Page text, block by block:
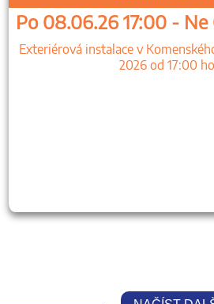
Po 08.06.26 17:00 -
Exteriérová instalace v
2026 od 17:00